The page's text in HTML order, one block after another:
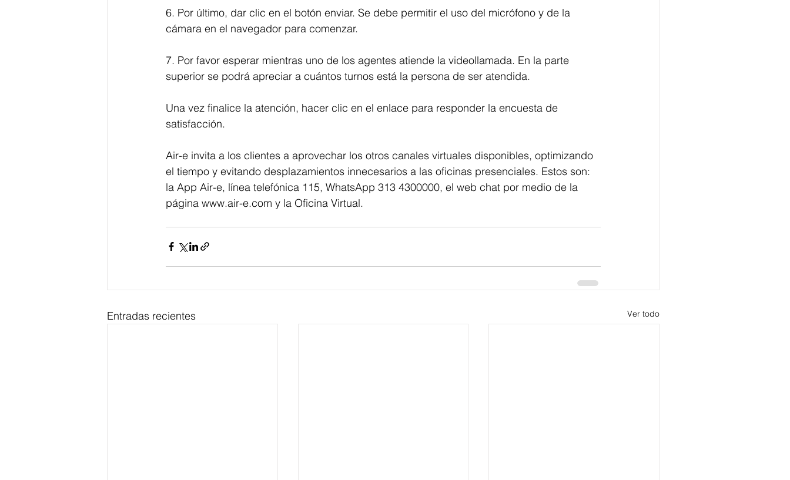
6. Por último, dar clic en el botón enviar. Se debe permitir el uso del micrófono y de la
cámara en el navegador para comenzar.
7. Por favor esperar mientras uno de los agentes atiende la videollamada. En la parte
superior se podrá apreciar a cuántos turnos está la persona de ser atendida.
Una vez finalice la atención, hacer clic en el enlace para responder la encuesta de
satisfacción.
Air-e invita a los clientes a aprovechar los otros canales virtuales disponibles, optimizando
el tiempo y evitando desplazamientos innecesarios a las oficinas presenciales. Estos son:
la App Air-e, línea telefónica 115, WhatsApp 313 4300000, el web chat por medio de la
página www.air-e.com y la Oficina Virtual.
Entradas recientes Ver todo